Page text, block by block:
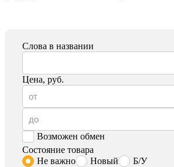
Слова в названии
Цена, руб.
Возможен обмен
Состояние товара
Не важно
Новый
Б/У